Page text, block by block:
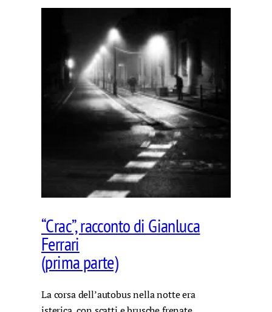
“Crac”, racconto di Gianluca
Ferrari
(prima parte)
La corsa dell’autobus nella notte era